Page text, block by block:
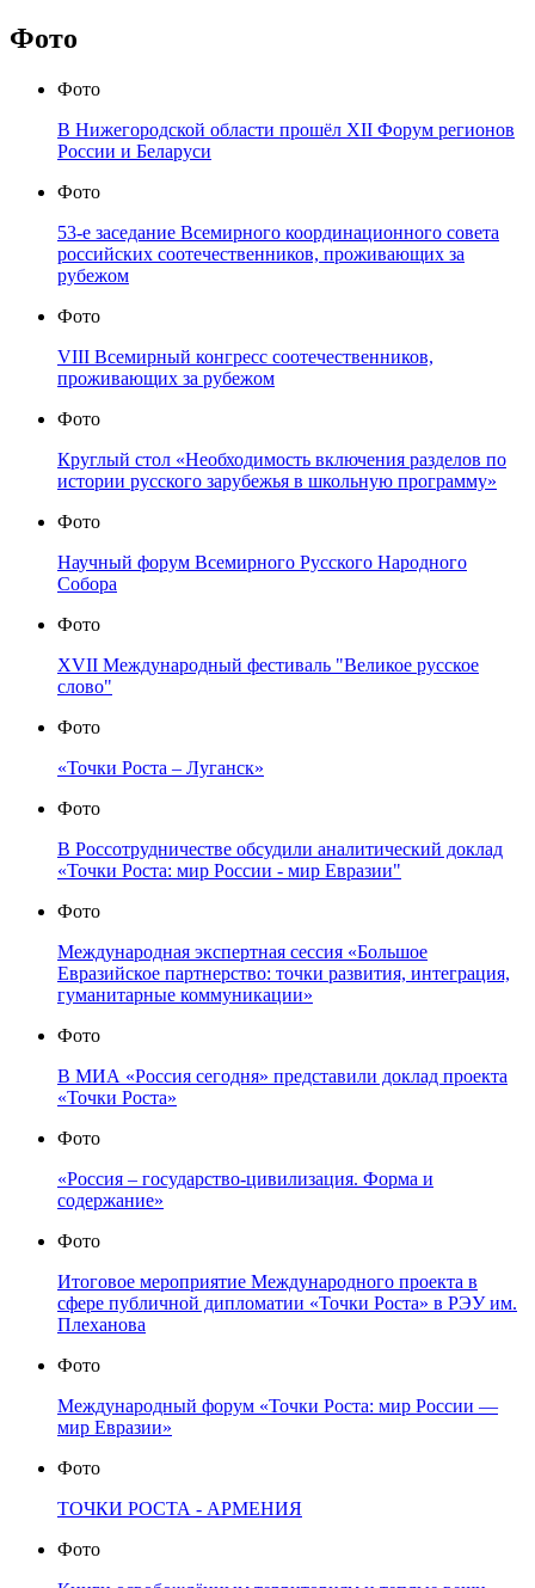
Фото
Фото
В Нижегородской области прошёл XII Форум регионов
России и Беларуси
Фото
53-е заседание Всемирного координационного совета
российских соотечественников, проживающих за
рубежом
Фото
VIII Всемирный конгресс соотечественников,
проживающих за рубежом
Фото
Круглый стол «Необходимость включения разделов по
истории русского зарубежья в школьную программу»
Фото
Научный форум Всемирного Русского Народного
Собора
Фото
XVII Международный фестиваль "Великое русское
слово"
Фото
«Точки Роста – Луганск»
Фото
В Россотрудничестве обсудили аналитический доклад
«Точки Роста: мир России - мир Евразии"
Фото
Международная экспертная сессия «Большое
Евразийское партнерство: точки развития, интеграция,
гуманитарные коммуникации»
Фото
В МИА «Россия сегодня» представили доклад проекта
«Точки Роста»
Фото
«Россия – государство-цивилизация. Форма и
содержание»
Фото
Итоговое мероприятие Международного проекта в
сфере публичной дипломатии «Точки Роста» в РЭУ им.
Плеханова
Фото
Международный форум «Точки Роста: мир России —
мир Евразии»
Фото
ТОЧКИ РОСТА - АРМЕНИЯ
Фото